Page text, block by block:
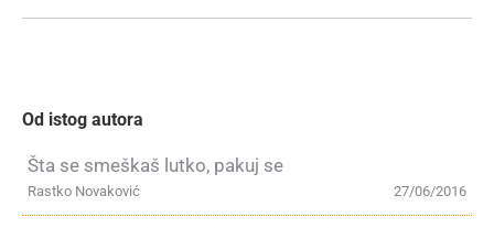
Od istog autora
Šta se smeškaš lutko, pakuj se
27/06/2016
Rastko Novaković